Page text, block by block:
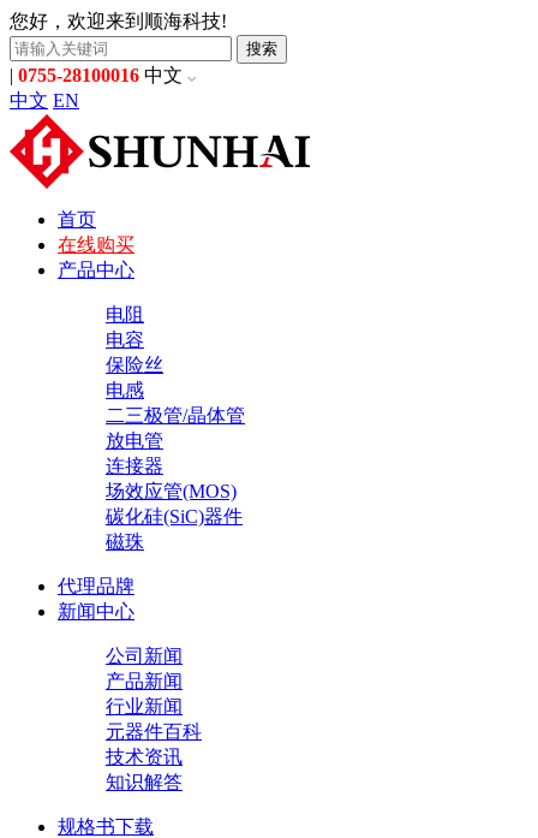
您好，欢迎来到顺海科技!
搜索
| 0755-28100016 中文
中文 EN
首页
在线购买
产品中心
电阻
电容
保险丝
电感
二三极管/晶体管
放电管
连接器
场效应管(MOS)
碳化硅(SiC)器件
磁珠
代理品牌
新闻中心
公司新闻
产品新闻
行业新闻
元器件百科
技术资讯
知识解答
规格书下载